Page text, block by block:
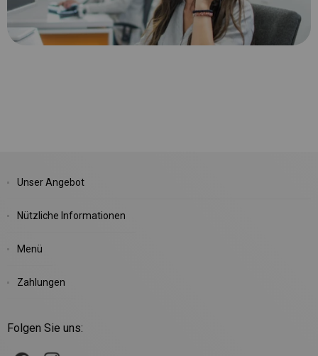
Unser Angebot
Nützliche Informationen
Menü
Zahlungen
Folgen Sie uns: